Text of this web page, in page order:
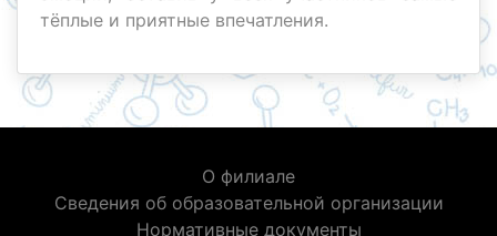
тёплые и приятные впечатления.
О филиале
Сведения об образовательной организации
Нормативные документы